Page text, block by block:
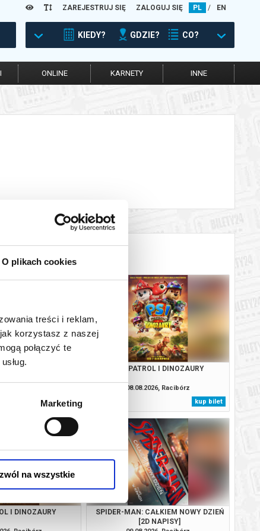
O plikach cookies
treści i reklam,
korzystasz z naszej
połączyć te
Marketing
na wszystkie
ZAREJESTRUJ SIĘ ZALOGUJ SIĘ PL / EN
KIEDY? GDZIE? CO?
ONLINE KARNETY INNE
VAIANA
kup bilet
PSI PATROL I DINOZAURY
08.08.2026, Racibórz
kup bilet
I DINOZAURY
SPIDER-MAN: CAŁKIEM NOWY DZIEŃ
[2D NAPISY]